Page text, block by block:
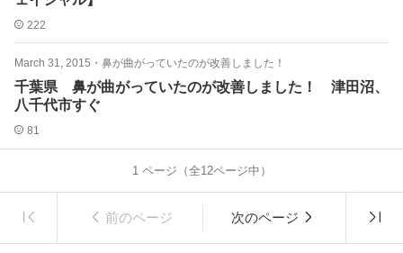
222
March 31, 2015 ・ 鼻が曲がっていたのが改善しました！
千葉県 鼻が曲がっていたのが改善しました！ 津田沼、
八千代市すぐ
81
1ページ（全12ページ中）
前のページ 次のページ